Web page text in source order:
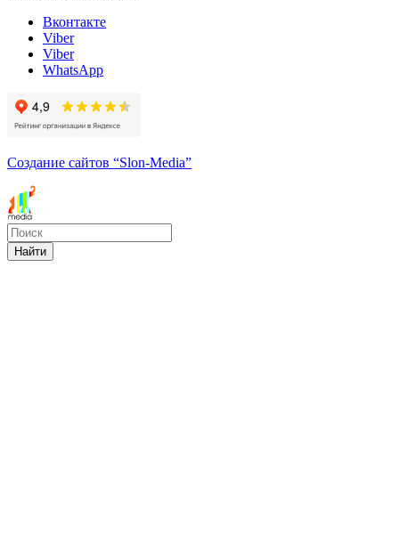
Вконтакте
Viber
Viber
WhatsApp
Создание сайтов “Slon-Media”
Найти